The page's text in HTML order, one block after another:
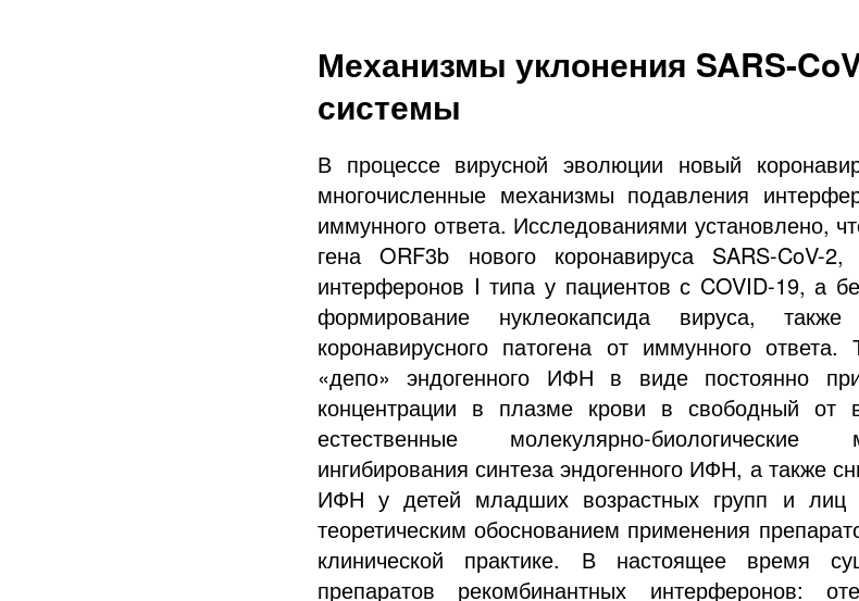
Механизмы уклонения SARS-
системы
В процессе вирусной эволюции новый
многочисленные механизмы подавления
иммунного ответа. Исследованиями установлено,
гена ORF3b нового коронавируса SARS-CoV-
интерферонов I типа у пациентов с COVID-19, а
формирование нуклеокапсида вируса, также
коронавирусного патогена от иммунного ответа.
«депо» эндогенного ИФН в виде постоянно
концентрации в плазме крови в свободный от
естественные молекулярно-
ингибирования синтеза эндогенного ИФН, а также
ИФН у детей младших возрастных групп и лиц
теоретическим обоснованием применения
клинической практике. В настоящее время
препаратов рекомбинантных интерферонов: